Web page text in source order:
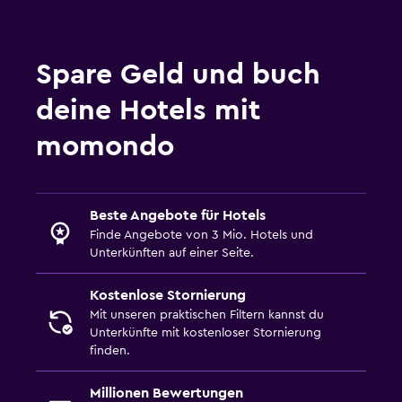
Kinderbett/Zusatzbett
Kindergerichte
Schlafzimmer
Arbeitsbereich
Spare Geld und buch
deine Hotels mit
momondo
Beste Angebote für Hotels
Finde Angebote von 3 Mio. Hotels und
Unterkünften auf einer Seite.
Kostenlose Stornierung
Mit unseren praktischen Filtern kannst du
Unterkünfte mit kostenloser Stornierung
finden.
Millionen Bewertungen